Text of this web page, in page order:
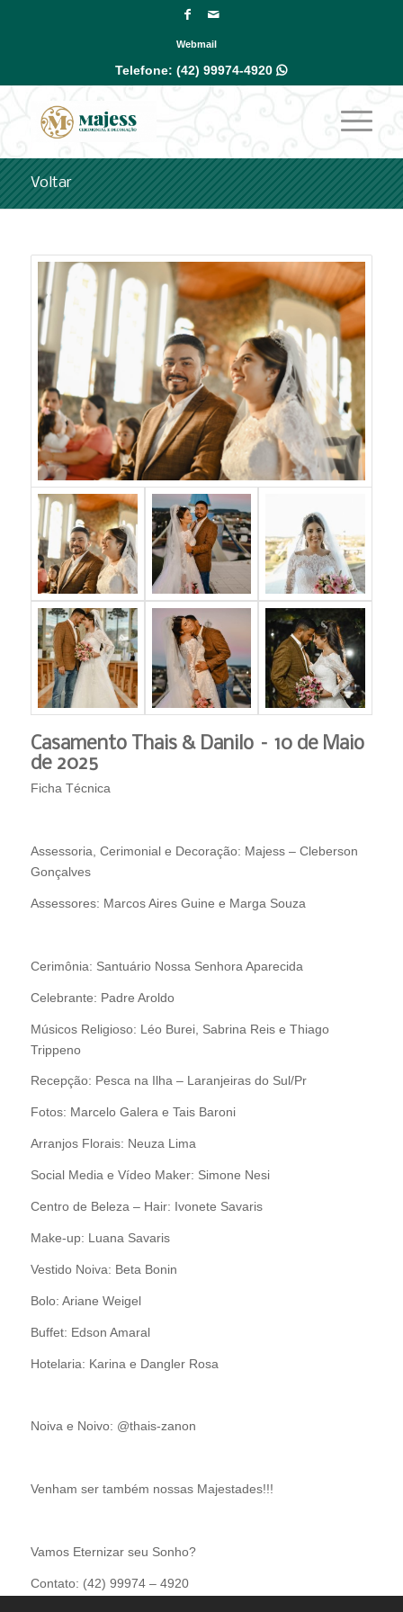
Webmail
Telefone:(42) 99974-4920
Voltar
Casamento Thais & Danilo – 10 de Maio
de 2025
Ficha Técnica
Assessoria, Cerimonial e Decoração: Majess – Cleberson
Gonçalves
Assessores: Marcos Aires Guine e Marga Souza
Cerimônia: Santuário Nossa Senhora Aparecida
Celebrante: Padre Aroldo
Músicos Religioso: Léo Burei, Sabrina Reis e Thiago
Trippeno
Recepção: Pesca na Ilha – Laranjeiras do Sul/Pr
Fotos: Marcelo Galera e Tais Baroni
Arranjos Florais: Neuza Lima
Social Media e Vídeo Maker: Simone Nesi
Centro de Beleza – Hair: Ivonete Savaris
Make-up: Luana Savaris
Vestido Noiva: Beta Bonin
Bolo: Ariane Weigel
Buffet: Edson Amaral
Hotelaria: Karina e Dangler Rosa
Noiva e Noivo: @thais-zanon
Venham ser também nossas Majestades!!!
Vamos Eternizar seu Sonho?
Contato: (42) 99974 – 4920